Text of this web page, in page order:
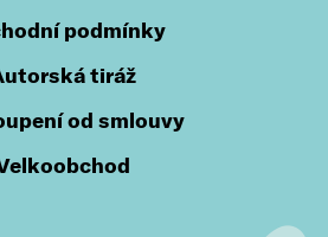
podmínky
tiráž
od smlouvy